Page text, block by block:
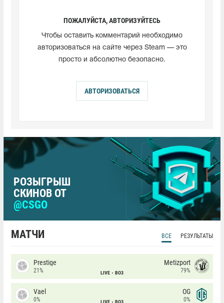
ПОЖАЛУЙСТА, АВТОРИЗУЙТЕСЬ
Чтобы оставить комментарий необходимо
авторизоваться на сайте через Steam — это
просто и абсолютно безопасно.
АВТОРИЗОВАТЬСЯ
РОЗЫГРЫШ
СКИНОВ ОТ
@CSGO
МАТЧИ ВСЕ РЕЗУЛЬТАТЫ
Prestige
21% LIVE BO3
Metizport
79%
Vael
0% LIVE BO3
OG
0%